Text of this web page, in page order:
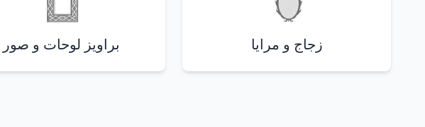
زجاج و مرايا براويز لوحات و صور